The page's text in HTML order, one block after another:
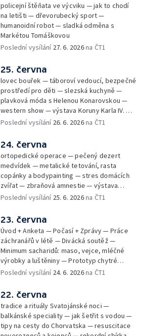
policejní štěňata ve výcviku — jak to chodí
na letišti — dřevorubecký sport —
humanoidní robot — sladká odměna s
Markétou Tomáškovou
Poslední vysílání 27. 6. 2026na ČT1
25. června
lovec bouřek — táboroví vedoucí, bezpečné
prostředí pro děti — slezská kuchyně —
plavková móda s Helenou Konarovskou —
western show — výstava Koruny Karla IV. —
mladý lezecký fenomén Josef Šindel
Poslední vysílání 26. 6. 2026na ČT1
24. června
ortopedické operace — pečený dezert
medvídek — metalické tetování, rasta
copánky a bodypainting — stres domácích
zvířat — zbraňová amnestie — výstava
mikrofotografií rostlin — fenomenální
Poslední vysílání 25. 6. 2026na ČT1
23. června
Úvod + Anketa — Počasí + Zprávy — Práce
záchranářů v létě — Divácká soutěž —
Minimum sacharidů: maso, vejce, mléčné
výrobky a luštěniny — Prototyp chytré
vložky do bot pro běžce — Anketa +
záchranářů v létě — Divácká soutěž —
Minimum sacharidů: maso, vejce, mléčné
výrobky a luštěniny — Jak se udržet v
kondici v létě bez posilovny — Prototyp
chytré vložky do bot pro běžce — Anketa +
Poslední vysílání 24. 6. 2026na ČT1
22. června
tradice a rituály Svatojánské noci —
balkánské speciality — jak šetřit s vodou —
tipy na cesty do Chorvatska — resuscitace